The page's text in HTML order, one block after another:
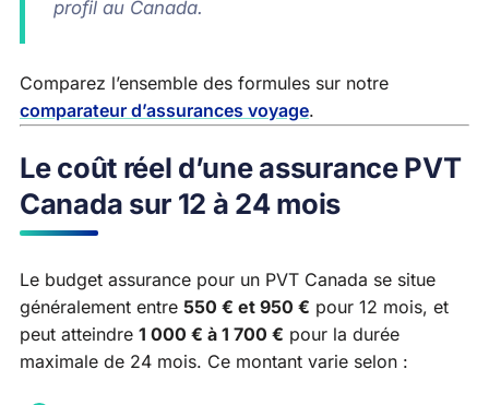
profil au Canada.
Comparez l’ensemble des formules sur notre
comparateur d’assurances voyage.
Le coût réel d’une assurance PVT
Canada sur 12 à 24 mois
Le budget assurance pour un PVT Canada se situe
généralement entre 550 € et 950 € pour 12 mois, et
peut atteindre 1 000 € à 1 700 € pour la durée
maximale de 24 mois. Ce montant varie selon :